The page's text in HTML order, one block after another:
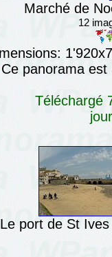
Marché de
12
panorama est
Téléchargé
Le port de St